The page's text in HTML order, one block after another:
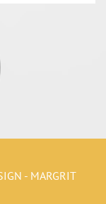
- MARGRIT